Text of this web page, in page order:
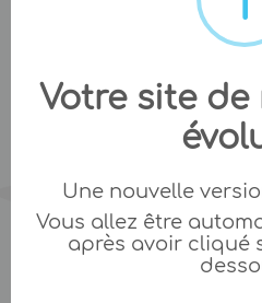
Votre site
Une nouvelle
Vous allez être
après avoir cliqué